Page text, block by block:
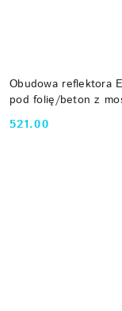
Obudowa reflektora
pod folię/beton z
Cena:
521.00